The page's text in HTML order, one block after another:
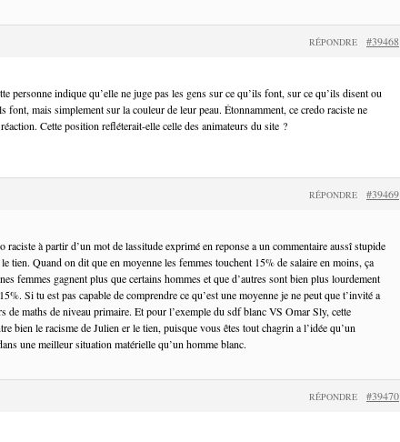
#39468
RÉPONDRE
personne indique qu’elle ne juge pas les gens sur ce qu’ils font, sur ce qu’ils disent ou
font, mais simplement sur la couleur de leur peau. Étonnamment, ce credo raciste ne
Cette position refléterait-elle celle des animateurs du site ?
#39469
RÉPONDRE
raciste à partir d’un mot de lassitude exprimé en reponse a un commentaire aussî stupide
tien. Quand on dit que en moyenne les femmes touchent 15% de salaire en moins, ça
femmes gagnent plus que certains hommes et que d’autres sont bien plus lourdement
Si tu est pas capable de comprendre ce qu’est une moyenne je ne peut que t’invité a
de maths de niveau primaire. Et pour l’exemple du sdf blanc VS Omar Sly, cette
bien le racisme de Julien er le tien, puisque vous êtes tout chagrin a l’idée qu’un
une meilleur situation matérielle qu’un homme blanc.
#39470
RÉPONDRE